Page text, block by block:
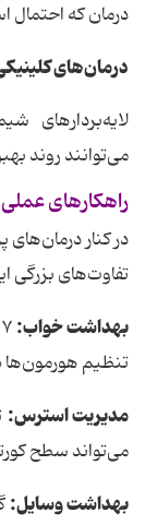
درمان که احتمال
درمان‌های
می‌توانند روند
راهکارهای
در کنار
تفاوت‌های بزرگی
بهداشت خواب:
تنظیم
مدیریت استرس:
می‌تواند سطح
بهداشت وسایل: